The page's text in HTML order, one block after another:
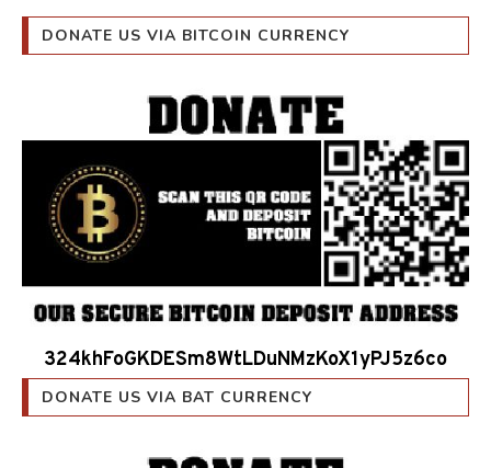
DONATE US VIA BITCOIN CURRENCY
DONATE US VIA BAT CURRENCY